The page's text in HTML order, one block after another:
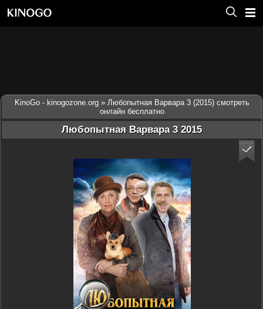
KinoGo - kinogozone.org » Любопытная Варвара 3 (2015) смотреть
онлайн бесплатно
Любопытная Варвара 3 2015